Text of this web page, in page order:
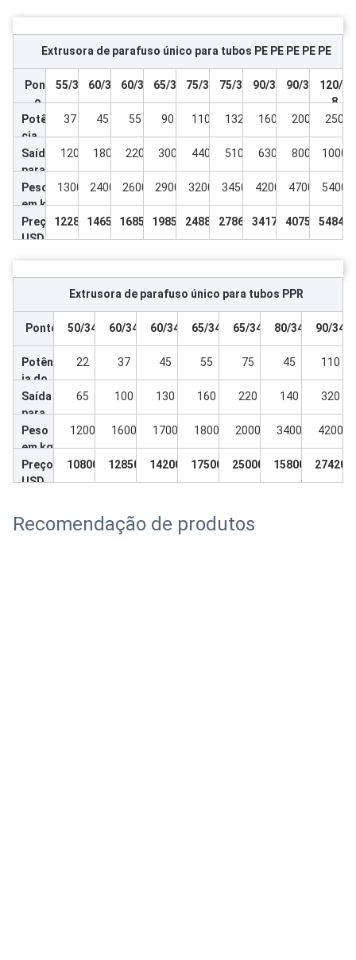
Extrusora de parafuso único para tubos PE PE PE PE PE
Pont
o
55/38 60/38 60/38 65/38 75/38 75/38 90/38 90/38
120/3
8
Potên
cia
do
moto
r
princi
pal
37 45 55 90 110 132 160 200 250
Saída
para
tubos
de PE
120 180 220 300 440 510 630 800 1000
Peso
em kg
1300 2400 2600 2900 3200 3450 4200 4700 5400
Preço
USD
12280 14650 16850 19850 24880 27860 34170 40750 54840
Extrusora de parafuso único para tubos PPR
Ponto 50/34 60/34 60/34 65/34 65/34 80/34 90/34
Potênc
ia do
motor
princip
al
22 37 45 55 75 45 110
Saída
para
tubos
PPR
65 100 130 160 220 140 320
Peso
em kg
1200 1600 1700 1800 2000 3400 4200
Preço
USD
10800 12850 14200 17500 25000 15800 27420
Recomendação de produtos